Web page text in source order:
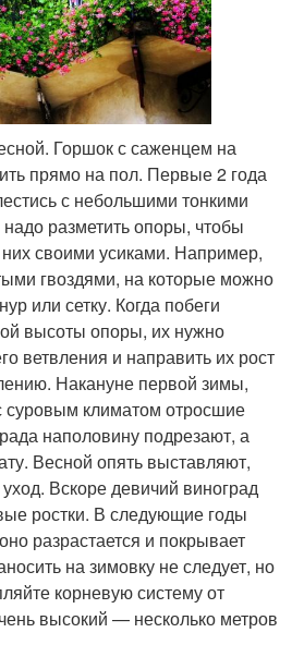
Горшок с саженцем на
прямо на пол. Первые 2 года
с небольшими тонкими
разметить опоры, чтобы
них своими усиками. Например,
гвоздями, на которые можно
или сетку. Когда побеги
высоты опоры, их нужно
ветвления и направить их рост
Накануне первой зимы,
суровым климатом отросшие
наполовину подрезают, а
Весной опять выставляют,
Вскоре девичий виноград
ростки. В следующие годы
разрастается и покрывает
на зимовку не следует, но
корневую систему от
высокий — несколько метров